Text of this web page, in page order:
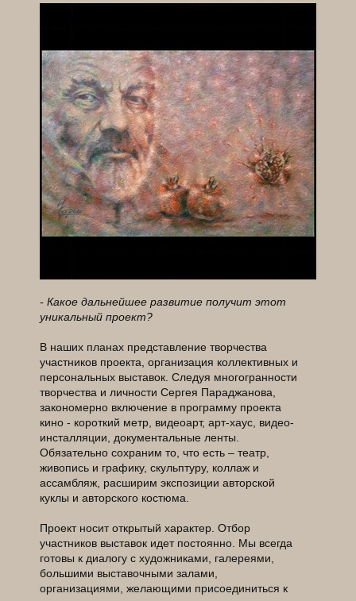
- Какое дальнейшее развитие получит этот
уникальный проект?
В наших планах представление творчества
участников проекта, организация коллективных и
персональных выставок. Следуя многогранности
творчества и личности Сергея Параджанова,
закономерно включение в программу проекта
кино - короткий метр, видеоарт, арт-хаус, видео-
инсталляции, документальные ленты.
Обязательно сохраним то, что есть – театр,
живопись и графику, скульптуру, коллаж и
ассамбляж, расширим экспозиции авторской
куклы и авторского костюма.
Проект носит открытый характер. Отбор
участников выставок идет постоянно. Мы всегда
готовы к диалогу с художниками, галереями,
большими выставочными залами,
организациями, желающими присоединиться к